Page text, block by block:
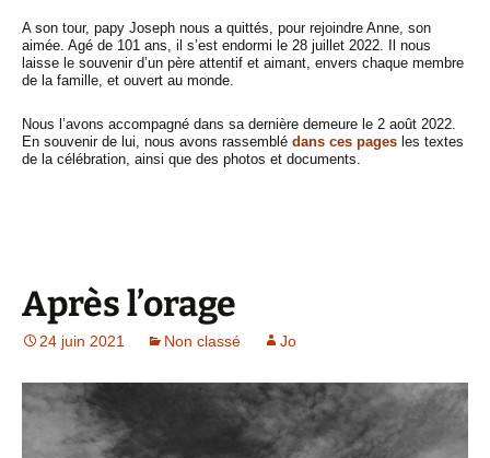
A son tour, papy Joseph nous a quittés, pour rejoindre Anne, son
aimée. Agé de 101 ans, il s’est endormi le 28 juillet 2022. Il nous
laisse le souvenir d’un père attentif et aimant, envers chaque membre
de la famille, et ouvert au monde.
Nous l’avons accompagné dans sa dernière demeure le 2 août 2022.
En souvenir de lui, nous avons rassemblé dans ces pages les textes
de la célébration, ainsi que des photos et documents.
Après l’orage
24 juin 2021 Non classé Jo